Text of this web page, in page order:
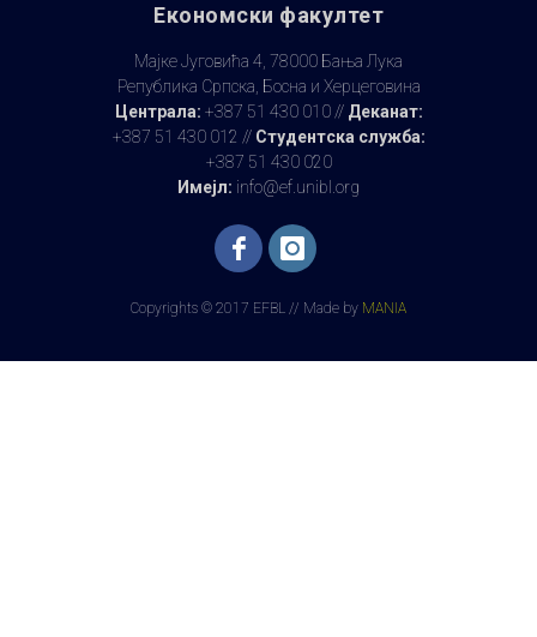
Економски факултет
Мајке Југовића 4, 78000 Бања Лука
Република Српска, Босна и Херцеговина
Централа: +387 51 430 010 // Деканат:
+387 51 430 012 // Студентска служба:
+387 51 430 020
Имејл: info@ef.unibl.org
Copyrights © 2017 EFBL // Made by MANIA